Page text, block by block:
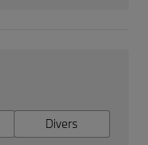
Divers